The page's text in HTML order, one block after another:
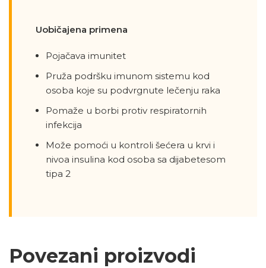
Uobičajena primena
Pojačava imunitet
Pruža podršku imunom sistemu kod
osoba koje su podvrgnute lečenju raka
Pomaže u borbi protiv respiratornih
infekcija
Može pomoći u kontroli šećera u krvi i
nivoa insulina kod osoba sa dijabetesom
tipa 2
Povezani proizvodi